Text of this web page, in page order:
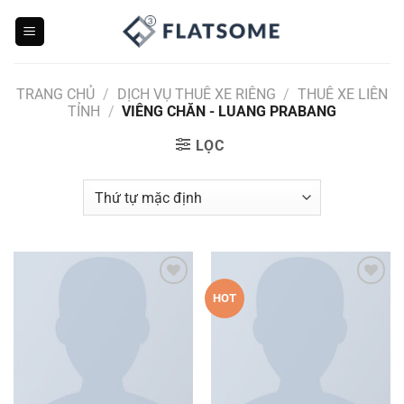
TRANG CHỦ / DỊCH VỤ THUÊ XE RIÊNG / THUÊ XE LIÊN
TỈNH / VIÊNG CHĂN - LUANG PRABANG
LỌC
HOT